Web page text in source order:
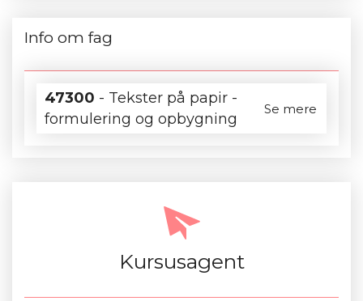
Info om fag
47300 - Tekster på papir -
formulering og opbygning
Se mere
Kursusagent